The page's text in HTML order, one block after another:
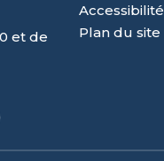
et de
Accessibilité
Plan du site